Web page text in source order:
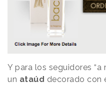
Y para los seguidores
un ataúd decorado con